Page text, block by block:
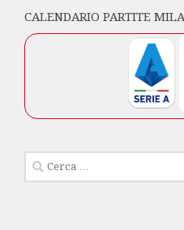
CALENDARIO PARTITE
Ricerca
per: